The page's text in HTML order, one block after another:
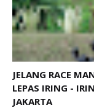
JELANG RACE
LEPAS IRING -
JAKARTA